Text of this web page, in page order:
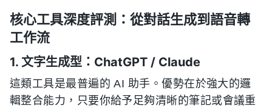
核心工具深度評測：從對話生成到語音轉
工作流
1. 文字生成型：ChatGPT / Claude
這類工具是最普遍的 AI 助手。優勢在於強大的邏
輯整合能力，只要你給予足夠清晰的筆記或會議重